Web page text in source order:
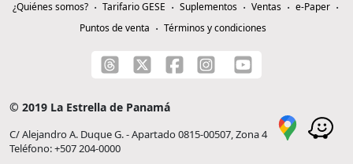
¿Quiénes somos? Tarifario GESE Suplementos Ventas
e-Paper
Puntos de venta
Términos y condiciones
© 2019 La Estrella de Panamá
C/ Alejandro A. Duque G. - Apartado 0815-00507, Zona 4
Teléfono: +507 204-0000